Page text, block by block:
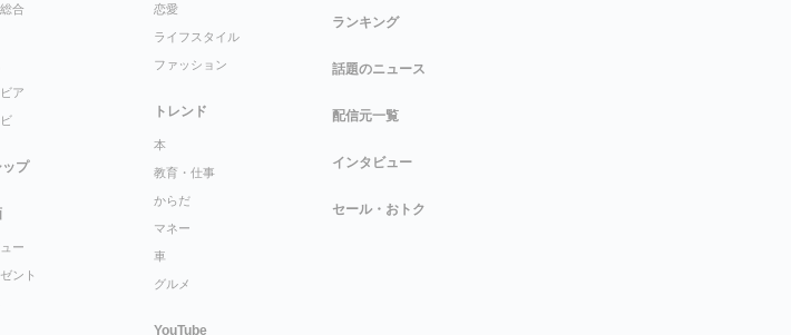
合
ア
ップ
ー
ント
恋愛
ライフスタイル
ファッション
トレンド
本
教育・仕事
からだ
マネー
車
グルメ
YouTube
ランキング
話題のニュース
配信元一覧
インタビュー
セール・おトク